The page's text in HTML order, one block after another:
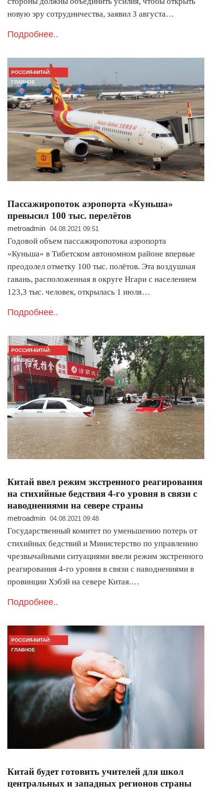
новую эру сотрудничества, заявил 3 августа…
Подробнее..
РОССИЯ-КИТАЙ:
ГЛАВНОЕ
Пассажиропоток аэропорта «Куньша»
превысил 100 тыс. перелётов
metroadmin 04.08.2021 09:51
Годовой объем пассажиропотока аэропорта
«Куньша» в Тибетском автономном районе впервые
преодолел отметку 100 тыс. полётов. Эта воздушная
гавань, расположенная в округе Нгари с населением
123,3 тыс. человек, открылась 1 июля…
Подробнее..
РОССИЯ-КИТАЙ:
ГЛАВНОЕ
Китай ввел режим экстренного реагирования
на стихийные бедствия 4-го уровня в связи с
наводнениями на севере страны
metroadmin 04.08.2021 09:48
Государственный комитет по уменьшению потерь от
стихийных бедствий и Министерство по управлению
чрезвычайными ситуациями ввели режим экстренного
реагирования 4-го уровня в связи с наводнениями в
провинции Хэбэй на севере Китая.…
Подробнее..
РОССИЯ-КИТАЙ:
ГЛАВНОЕ
Китай будет готовить учителей для школ
центральных и западных регионов страны